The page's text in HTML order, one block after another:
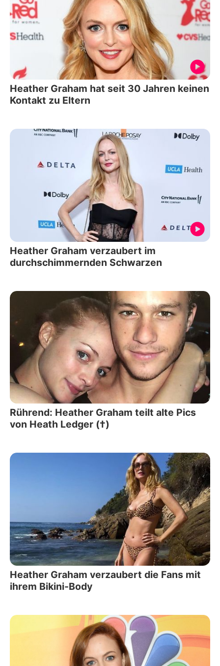
Heather Graham hat seit 30 Jahren keinen
Kontakt zu Eltern
Heather Graham verzaubert im
durchschimmernden Schwarzen
Rührend: Heather Graham teilt alte Pics
von Heath Ledger (†)
Heather Graham verzaubert die Fans mit
ihrem Bikini-Body